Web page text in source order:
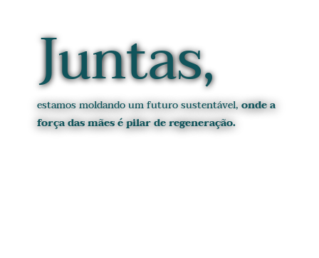
Juntas,
estamos moldando um futuro sustentável,onde a
força das mães é pilar de regeneração.